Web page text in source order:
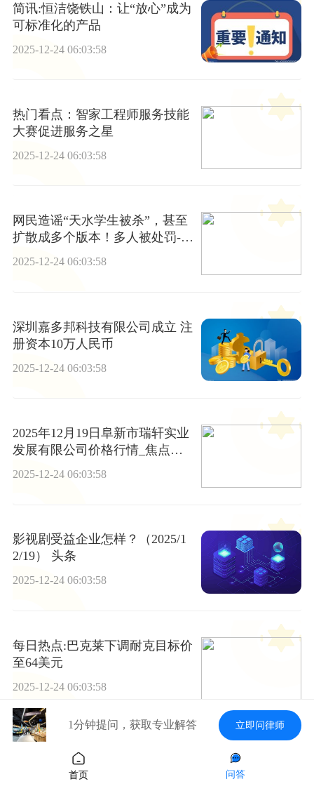
简讯:恒洁饶铁山：让“放心”成为
可标准化的产品
2025-12-24 06:03:58
热门看点：智家工程师服务技能
大赛促进服务之星
2025-12-24 06:03:58
网民造谣“天水学生被杀”，甚至
扩散成多个版本！多人被处罚-当
前热讯
2025-12-24 06:03:58
深圳嘉多邦科技有限公司成立 注
册资本10万人民币
2025-12-24 06:03:58
2025年12月19日阜新市瑞轩实业
发展有限公司价格行情_焦点热
议
2025-12-24 06:03:58
影视剧受益企业怎样？（2025/1
2/19） 头条
2025-12-24 06:03:58
每日热点:巴克莱下调耐克目标价
至64美元
2025-12-24 06:03:58
斯诺克苏格兰赛：张安达3-4艾伦
出局，中国3人进入八强 今日热
1分钟提问，获取专业解答 立即问律师
首页 问答